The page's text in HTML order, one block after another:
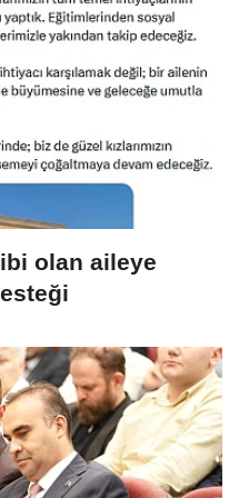
olan aileye